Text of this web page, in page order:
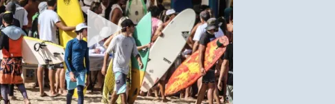
ההכנות – EILAT
ECO SUP TOUR
KITESURF
ASHDOD 2019
WINTER
CHALLENGE